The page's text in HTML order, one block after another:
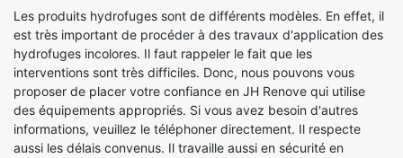
Les produits hydrofuges sont de différents modèles. En effet, il
est très important de procéder à des travaux d'application des
hydrofuges incolores. Il faut rappeler le fait que les
interventions sont très difficiles. Donc, nous pouvons vous
proposer de placer votre confiance en JH Renove qui utilise
des équipements appropriés. Si vous avez besoin d'autres
informations, veuillez le téléphoner directement. Il respecte
aussi les délais convenus. Il travaille aussi en sécurité en